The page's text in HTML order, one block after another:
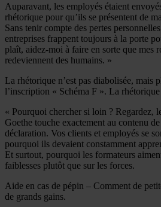
Auparavant, les employés étaient
rhétorique pour qu’ils se présentent de
Sans tenir compte des pertes
entreprises frappent toujours à la porte
plaît, aidez-moi à faire en sorte que mes
redeviennent des humains. »
La rhétorique n’est pas diabolisée, mais
l’inscription « Schéma F ». La
« Pourquoi chercher si loin ? Regardez,
Goethe touche exactement au contenu
déclaration. Vos clients et employés se
pourquoi ils devaient constamment
Et surtout, pourquoi les formateurs
faiblesses plutôt que sur les forces.
Aide en cas de pépin – Comment de
de grands gains.